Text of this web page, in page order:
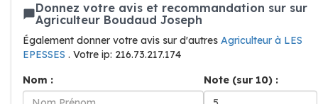
Donnez votre avis et recommandation sur sur
Agriculteur Boudaud Joseph
Également donner votre avis sur d'autres Agriculteur à LES
EPESSES . Votre ip: 216.73.217.174
Nom :
Note (sur 10) :